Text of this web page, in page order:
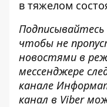
в тяжелом
чтобы не
новостями в
мессенджере
канале
канал в Viber